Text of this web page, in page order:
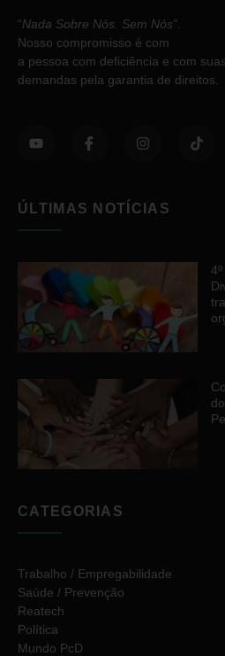
“Nada Sobre Nós. Sem Nós”
Nosso compromisso é com
a pessoa com deficiência e com
demandas pela garantia de direitos.
ÚLTIMAS NOTÍCIAS
CATEGORIAS
Trabalho / Empregabilidade
Saúde / Prevenção
Reatech
Política
Mundo PcD